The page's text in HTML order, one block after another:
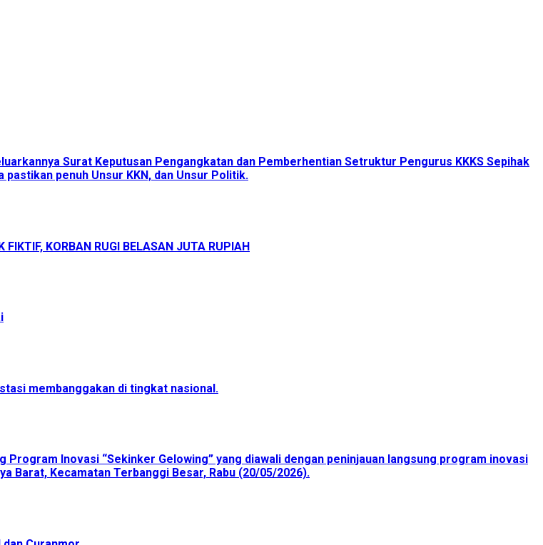
Surat Keputusan Pengangkatan dan Pemberhentian Setruktur Pengurus KKKS Sepihak
penuh Unsur KKN, dan Unsur Politik.
FIKTIF, KORBAN RUGI BELASAN JUTA RUPIAH
membanggakan di tingkat nasional.
Inovasi “Sekinker Gelowing” yang diawali dengan peninjauan langsung program inovasi
Barat, Kecamatan Terbanggi Besar, Rabu (20/05/2026).